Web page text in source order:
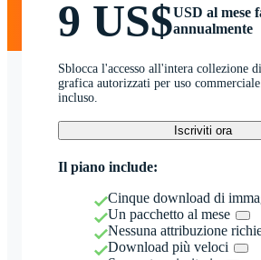
9 US$USD al mese
annualmente
Sblocca l'accesso all'intera collezione
grafica autorizzati per uso
incluso.
Iscriviti ora
Il piano include:
Cinque download di
Un pacchetto al mese
Nessuna attribuzione
Download più veloci